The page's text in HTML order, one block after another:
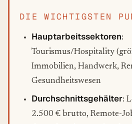
DIE WICHTIGSTEN
Hauptarbeitssektoren:
Tourismus/Hospitality
Immobilien, Handwerk,
Gesundheitswesen
Durchschnittsgehälter:
2.500 € brutto, Remote-